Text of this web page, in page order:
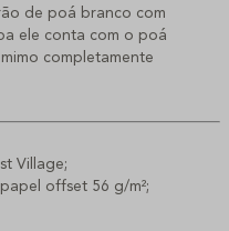
de poá branco com
ele conta com o poá
completamente
Village;
offset 56 g/m²;